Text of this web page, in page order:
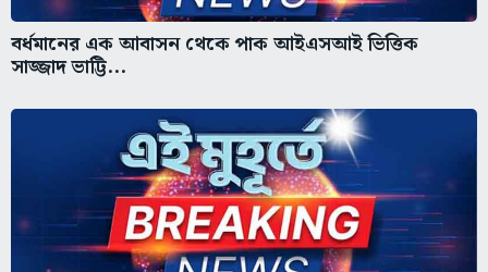
বর্ধমানের এক আবাসন থেকে পাক আইএসআই ভিত্তিক
সাজ্জাদ ভাট্টি...